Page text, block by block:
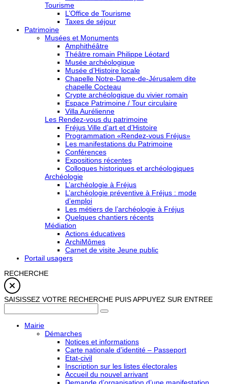
Tourisme
L’Office de Tourisme
Taxes de séjour
Patrimoine
Musées et Monuments
Amphithéâtre
Théâtre romain Philippe Léotard
Musée archéologique
Musée d’Histoire locale
Chapelle Notre-Dame-de-Jérusalem dite
chapelle Cocteau
Crypte archéologique du vivier romain
Espace Patrimoine / Tour circulaire
Villa Aurélienne
Les Rendez-vous du patrimoine
Fréjus Ville d’art et d’Histoire
Programmation «Rendez-vous Fréjus»
Les manifestations du Patrimoine
Conférences
Expositions récentes
Colloques historiques et archéologiques
Archéologie
L’archéologie à Fréjus
L’archéologie préventive à Fréjus : mode
d’emploi
Les métiers de l’archéologie à Fréjus
Quelques chantiers récents
Médiation
Actions éducatives
ArchiMômes
Carnet de visite Jeune public
Portail usagers
RECHERCHE
SAISISSEZ VOTRE RECHERCHE PUIS APPUYEZ SUR ENTREE
Mairie
Démarches
Notices et informations
Carte nationale d’identité – Passeport
Etat-civil
Inscription sur les listes électorales
Accueil du nouvel arrivant